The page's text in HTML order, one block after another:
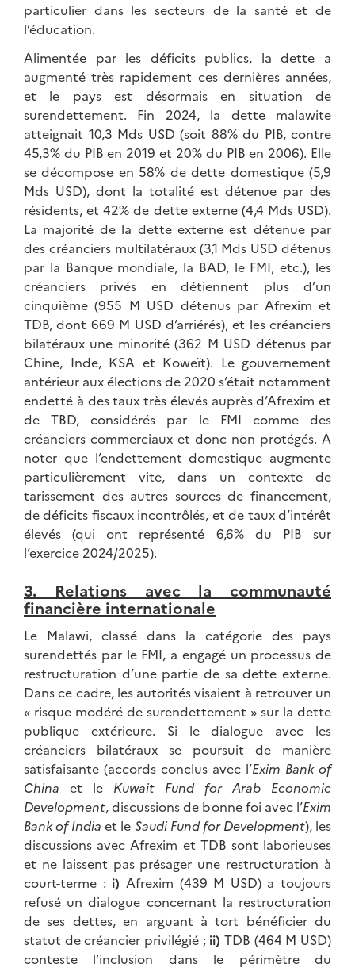
particulier dans les secteurs de la santé et de
l’éducation.
Alimentée par les déficits publics, la dette a
augmenté très rapidement ces dernières années,
et le pays est désormais en situation de
surendettement. Fin 2024, la dette malawite
atteignait 10,3 Mds USD (soit 88% du PIB, contre
45,3% du PIB en 2019 et 20% du PIB en 2006). Elle
se décompose en 58% de dette domestique (5,9
Mds USD), dont la totalité est détenue par des
résidents, et 42% de dette externe (4,4 Mds USD).
La majorité de la dette externe est détenue par
des créanciers multilatéraux (3,1 Mds USD détenus
par la Banque mondiale, la BAD, le FMI, etc.), les
créanciers privés en détiennent plus d’un
cinquième (955 M USD détenus par Afrexim et
TDB, dont 669 M USD d’arriérés), et les créanciers
bilatéraux une minorité (362 M USD détenus par
Chine, Inde, KSA et Koweït). Le gouvernement
antérieur aux élections de 2020 s’était notamment
endetté à des taux très élevés auprès d’Afrexim et
de TBD, considérés par le FMI comme des
créanciers commerciaux et donc non protégés. A
noter que l’endettement domestique augmente
particulièrement vite, dans un contexte de
tarissement des autres sources de financement,
de déficits fiscaux incontrôlés, et de taux d’intérêt
élevés (qui ont représenté 6,6% du PIB sur
l’exercice 2024/2025).
3. Relations avec la communauté
financière internationale
Le Malawi, classé dans la catégorie des pays
surendettés par le FMI, a engagé un processus de
restructuration d’une partie de sa dette externe.
Dans ce cadre, les autorités visaient à retrouver un
« risque modéré de surendettement » sur la dette
publique extérieure. Si le dialogue avec les
créanciers bilatéraux se poursuit de manière
satisfaisante (accords conclus avec l’Exim Bank of
China et le Kuwait Fund for Arab Economic
Development, discussions de bonne foi avec l’Exim
Bank of Indiaet le Saudi Fund for Development), les
discussions avec Afrexim et TDB sont laborieuses
et ne laissent pas présager une restructuration à
court-terme : i) Afrexim (439 M USD) a toujours
refusé un dialogue concernant la restructuration
de ses dettes, en arguant à tort bénéficier du
statut de créancier privilégié ; ii) TDB (464 M USD)
conteste l’inclusion dans le périmètre du